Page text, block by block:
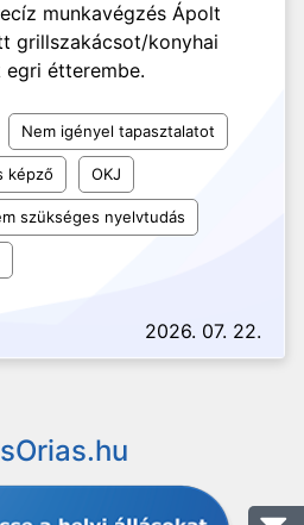
munkavégzés Ápolt
grillszakácsot/konyhai
étterembe.
Nem igényel tapasztalatot
képző OKJ
szükséges nyelvtudás
2026. 07. 22.